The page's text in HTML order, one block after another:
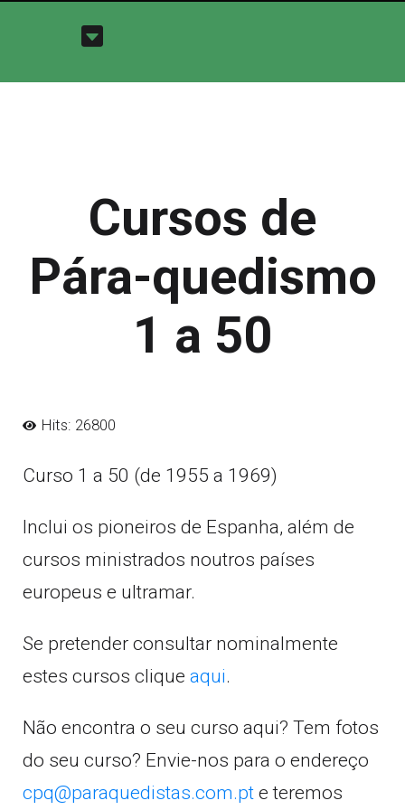
Cursos de
Pára-quedismo
1 a 50
Hits: 26800
Curso 1 a 50 (de 1955 a 1969)
Inclui os pioneiros de Espanha, além de
cursos ministrados noutros países
europeus e ultramar.
Se pretender consultar nominalmente
estes cursos clique aqui.
Não encontra o seu curso aqui? Tem fotos
do seu curso? Envie-nos para o endereço
cpq@paraquedistas.com.pt e teremos